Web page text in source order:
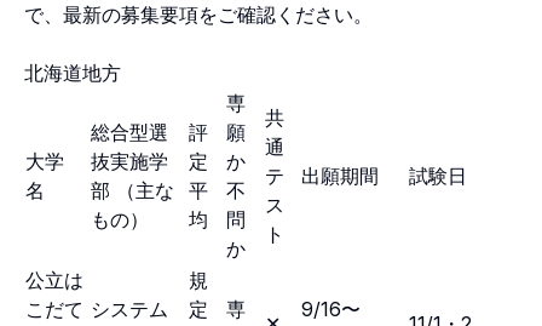
で、最新の募集要項をご確認ください。
北海道地方
大学
名
総合型選
抜実施学
部 （主な
もの）
評
定
平
均
専
願
か
不
問
か
共
通
テ
ス
ト
出願期間 試験日
公立は
こだて システム
規
定
専
9/16〜